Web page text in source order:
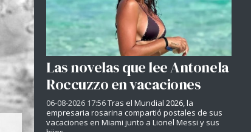
Las novelas que lee Antonela
Roccuzzo en vacaciones
06-08-2026 17:56Tras el Mundial 2026, la
empresaria rosarina compartió postales de sus
vacaciones en Miami junto a Lionel Messi y sus